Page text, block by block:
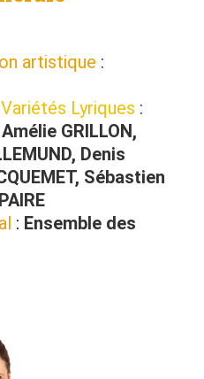
artistique :
Lyriques :
GRILLON,
Denis
Sébastien
: Ensemble des